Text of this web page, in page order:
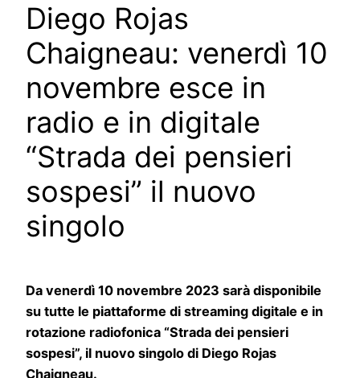
Diego Rojas
Chaigneau: venerdì 10
novembre esce in
radio e in digitale
“Strada dei pensieri
sospesi” il nuovo
singolo
Da venerdì 10 novembre 2023 sarà disponibile
su tutte le piattaforme di streaming digitale e in
rotazione radiofonica “Strada dei pensieri
sospesi”, il nuovo singolo di Diego Rojas
Chaigneau.